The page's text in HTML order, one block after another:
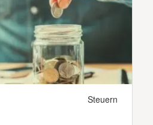
Steuern